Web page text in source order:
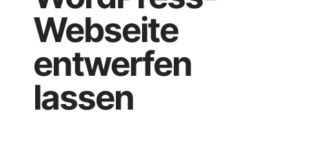
Webseite
entwerfen
lassen